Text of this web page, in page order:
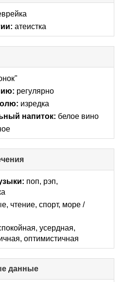
collapse
атеистка
регулярно
изредка
напиток: белое вино
to
collapse
поп, рэп,
чтение, спорт, море /
усердная,
оптимистичная
данные
to